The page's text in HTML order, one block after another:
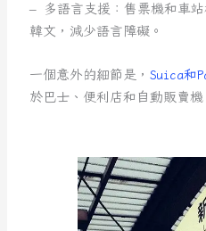
– 多語言支援：售票機和車
韓文，減少語言障礙。
一個意外的細節是，Suica和
於巴士、便利店和自動販賣機